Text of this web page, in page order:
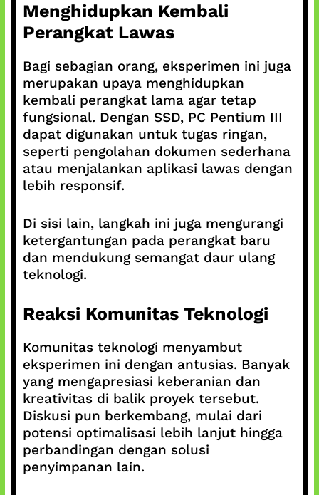
Menghidupkan Kembali
Perangkat Lawas
Bagi sebagian orang, eksperimen ini juga
merupakan upaya menghidupkan
kembali perangkat lama agar tetap
fungsional. Dengan SSD, PC Pentium III
dapat digunakan untuk tugas ringan,
seperti pengolahan dokumen sederhana
atau menjalankan aplikasi lawas dengan
lebih responsif.
Di sisi lain, langkah ini juga mengurangi
ketergantungan pada perangkat baru
dan mendukung semangat daur ulang
teknologi.
Reaksi Komunitas Teknologi
Komunitas teknologi menyambut
eksperimen ini dengan antusias. Banyak
yang mengapresiasi keberanian dan
kreativitas di balik proyek tersebut.
Diskusi pun berkembang, mulai dari
potensi optimalisasi lebih lanjut hingga
perbandingan dengan solusi
penyimpanan lain.